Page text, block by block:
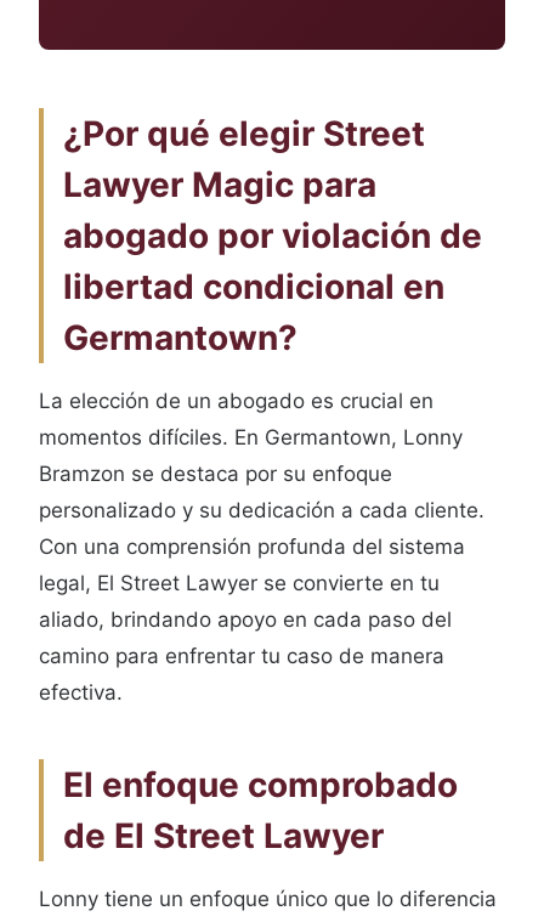
¿Por qué elegir Street
Lawyer Magic para
abogado por violación de
libertad condicional en
Germantown?
La elección de un abogado es crucial en
momentos difíciles. En Germantown, Lonny
Bramzon se destaca por su enfoque
personalizado y su dedicación a cada cliente.
Con una comprensión profunda del sistema
legal, El Street Lawyer se convierte en tu
aliado, brindando apoyo en cada paso del
camino para enfrentar tu caso de manera
efectiva.
El enfoque comprobado
de El Street Lawyer
Lonny tiene un enfoque único que lo diferencia